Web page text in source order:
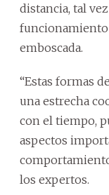
distancia, tal
funcionamiento
emboscada.
“Estas formas
una estrecha
con el tiempo,
aspectos
los expertos.